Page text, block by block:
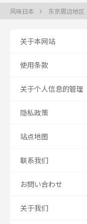
风味日本 东京周边地区
关于本网站
使用条款
关于个人信息的管理
隐私政策
站点地图
联系我们
お問い合わせ
关于我们